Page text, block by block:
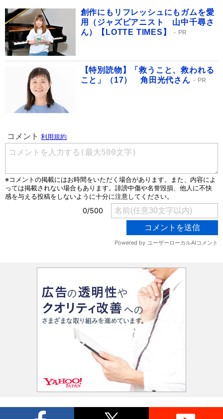
創作にもリフレッシュにもガムを愛
用（ジャズピアニスト 山中千尋さ
ん）【LOTTE TIMES】
PR
【特別読物】「救うこと、救われる
こと」（17） 角田光代さん
PR